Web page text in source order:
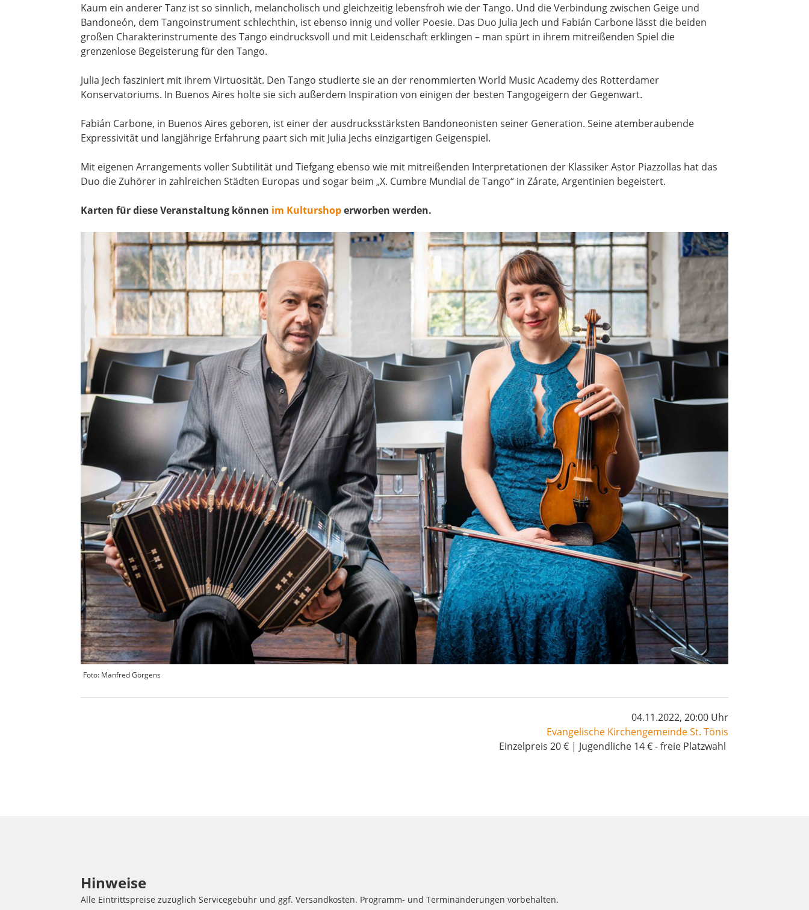
Kaum ein anderer Tanz ist so sinnlich, melancholisch und gleichzeitig lebensfroh wie der Tango. Und die Verbindung zwischen Geige und
Bandoneón, dem Tangoinstrument schlechthin, ist ebenso innig und voller Poesie. Das Duo Julia Jech und Fabián Carbone lässt die beiden
großen Charakterinstrumente des Tango eindrucksvoll und mit Leidenschaft erklingen – man spürt in ihrem mitreißenden Spiel die
grenzenlose Begeisterung für den Tango.
Julia Jech fasziniert mit ihrem Virtuosität. Den Tango studierte sie an der renommierten World Music Academy des Rotterdamer
Konservatoriums. In Buenos Aires holte sie sich außerdem Inspiration von einigen der besten Tangogeigern der Gegenwart.
Fabián Carbone, in Buenos Aires geboren, ist einer der ausdrucksstärksten Bandoneonisten seiner Generation. Seine atemberaubende
Expressivität und langjährige Erfahrung paart sich mit Julia Jechs einzigartigen Geigenspiel.
Mit eigenen Arrangements voller Subtilität und Tiefgang ebenso wie mit mitreißenden Interpretationen der Klassiker Astor Piazzollas hat das
Duo die Zuhörer in zahlreichen Städten Europas und sogar beim „X. Cumbre Mundial de Tango“ in Zárate, Argentinien begeistert.
Karten für diese Veranstaltung können im Kulturshoperworben werden.
Foto: Manfred Görgens
04.11.2022, 20:00 Uhr
Evangelische Kirchengemeinde St. Tönis
Einzelpreis 20 € | Jugendliche 14 € - freie Platzwahl
Hinweise
Alle Eintrittspreise zuzüglich Servicegebühr und ggf. Versandkosten. Programm- und Terminänderungen vorbehalten.